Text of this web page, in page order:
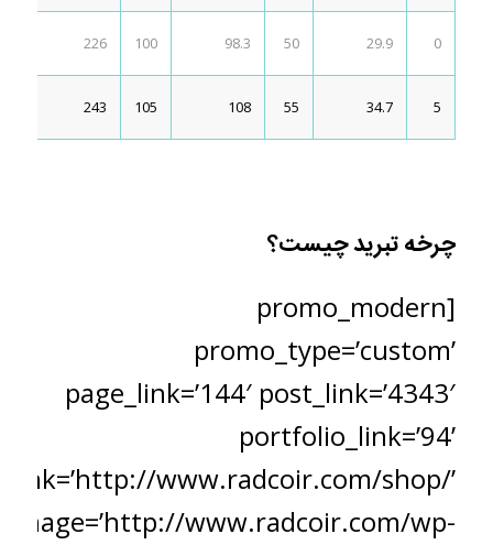
0
29.9
50
98.3
100
226
5
34.7
55
108
105
243
چرخه تبرید چیست؟
[promo_modern
promo_type=’custom’
page_link=’144′ post_link=’4343′
portfolio_link=’94’
www.radcoir.com/shop/’
www.radcoir.com/wp-